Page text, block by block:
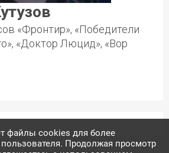
«Фронтир», «Победители
«Доктор Люцид», «Вор
файлы cookies для более
Продолжая просмотр